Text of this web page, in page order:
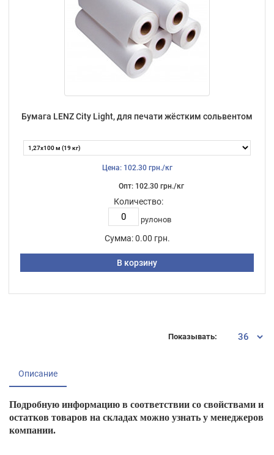
Бумага LENZ City Light, для печати жёстким сольвентом
Цена: 102.30 грн./кг
Опт: 102.30 грн./кг
Количество:
рулонов
Сумма: 0.00 грн.
В корзину
Показывать:
Описание
Подробную информацию в соответствии со свойствами и
остатков товаров на складах можно узнать у менеджеров
компании.